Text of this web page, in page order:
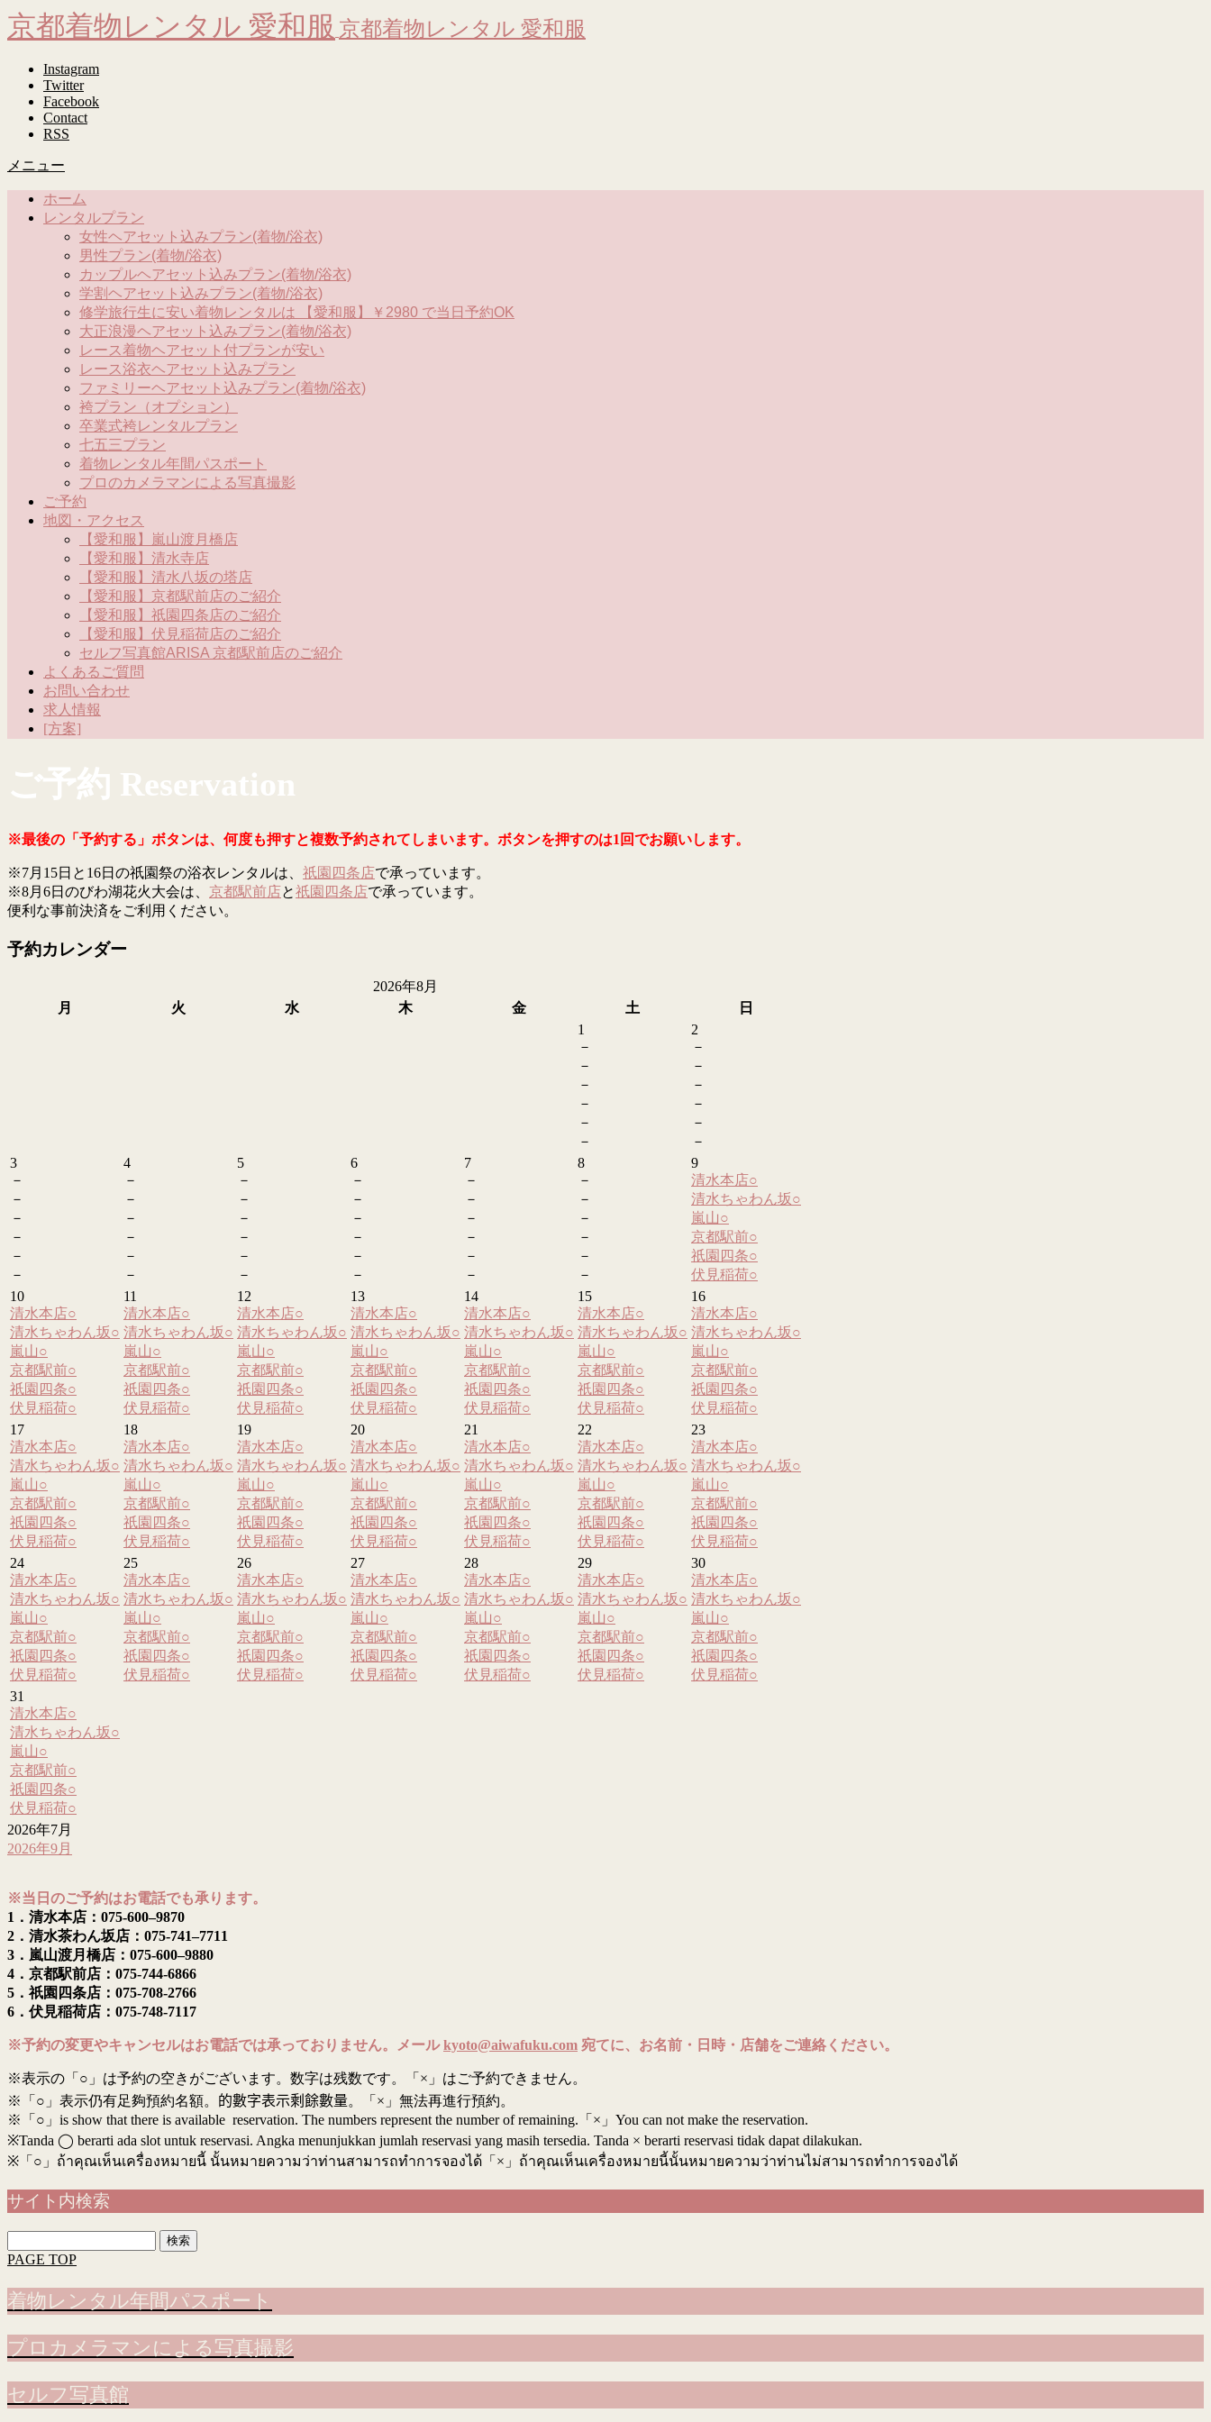
京都着物レンタル 愛和服 京都着物レンタル 愛和服
Instagram
Twitter
Facebook
Contact
RSS
メニュー
ホーム
レンタルプラン
女性ヘアセット込みプラン(着物/浴衣)
男性プラン(着物/浴衣)
カップルヘアセット込みプラン(着物/浴衣)
学割ヘアセット込みプラン(着物/浴衣)
修学旅行生に安い着物レンタルは 【愛和服】￥2980 で当日予約OK
大正浪漫ヘアセット込みプラン(着物/浴衣)
レース着物ヘアセット付プランが安い
レース浴衣ヘアセット込みプラン
ファミリーヘアセット込みプラン(着物/浴衣)
袴プラン（オプション）
卒業式袴レンタルプラン
七五三プラン
着物レンタル年間パスポート
プロのカメラマンによる写真撮影
ご予約
地図・アクセス
【愛和服】嵐山渡月橋店
【愛和服】清水寺店
【愛和服】清水八坂の塔店
【愛和服】京都駅前店のご紹介
【愛和服】祇園四条店のご紹介
【愛和服】伏見稲荷店のご紹介
セルフ写真館ARISA 京都駅前店のご紹介
よくあるご質問
お問い合わせ
求人情報
[方案]
ご予約 Reservation
※最後の「予約する」ボタンは、何度も押すと複数予約されてしまいます。ボタンを押すのは1回でお願いします。
※7月15日と16日の祇園祭の浴衣レンタルは、 祇園四条店で承っています。
※8月6日のびわ湖花火大会は、 京都駅前店と祇園四条店で承っています。
便利な事前決済をご利用ください。
予約カレンダー
2026年8月
月
火 水 木 金 土
日
1
－
－
－
－
－
－
2
－
－
－
－
－
－
3
－
－
－
－
－
－
4
－
－
－
－
－
－
5
－
－
－
－
－
－
6
－
－
－
－
－
－
7
－
－
－
－
－
－
8
－
－
－
－
－
－
9
清水本店○
清水ちゃわん坂○
嵐山○
京都駅前○
祇園四条○
伏見稲荷○
10
清水本店○
清水ちゃわん坂○
嵐山○
京都駅前○
祇園四条○
伏見稲荷○
11
清水本店○
清水ちゃわん坂○
嵐山○
京都駅前○
祇園四条○
伏見稲荷○
12
清水本店○
清水ちゃわん坂○
嵐山○
京都駅前○
祇園四条○
伏見稲荷○
13
清水本店○
清水ちゃわん坂○
嵐山○
京都駅前○
祇園四条○
伏見稲荷○
14
清水本店○
清水ちゃわん坂○
嵐山○
京都駅前○
祇園四条○
伏見稲荷○
15
清水本店○
清水ちゃわん坂○
嵐山○
京都駅前○
祇園四条○
伏見稲荷○
16
清水本店○
清水ちゃわん坂○
嵐山○
京都駅前○
祇園四条○
伏見稲荷○
17
清水本店○
清水ちゃわん坂○
嵐山○
京都駅前○
祇園四条○
伏見稲荷○
18
清水本店○
清水ちゃわん坂○
嵐山○
京都駅前○
祇園四条○
伏見稲荷○
19
清水本店○
清水ちゃわん坂○
嵐山○
京都駅前○
祇園四条○
伏見稲荷○
20
清水本店○
清水ちゃわん坂○
嵐山○
京都駅前○
祇園四条○
伏見稲荷○
21
清水本店○
清水ちゃわん坂○
嵐山○
京都駅前○
祇園四条○
伏見稲荷○
22
清水本店○
清水ちゃわん坂○
嵐山○
京都駅前○
祇園四条○
伏見稲荷○
23
清水本店○
清水ちゃわん坂○
嵐山○
京都駅前○
祇園四条○
伏見稲荷○
24
清水本店○
清水ちゃわん坂○
嵐山○
京都駅前○
祇園四条○
伏見稲荷○
25
清水本店○
清水ちゃわん坂○
嵐山○
京都駅前○
祇園四条○
伏見稲荷○
26
清水本店○
清水ちゃわん坂○
嵐山○
京都駅前○
祇園四条○
伏見稲荷○
27
清水本店○
清水ちゃわん坂○
嵐山○
京都駅前○
祇園四条○
伏見稲荷○
28
清水本店○
清水ちゃわん坂○
嵐山○
京都駅前○
祇園四条○
伏見稲荷○
29
清水本店○
清水ちゃわん坂○
嵐山○
京都駅前○
祇園四条○
伏見稲荷○
30
清水本店○
清水ちゃわん坂○
嵐山○
京都駅前○
祇園四条○
伏見稲荷○
31
清水本店○
清水ちゃわん坂○
嵐山○
京都駅前○
祇園四条○
伏見稲荷○
2026年7月
2026年9月
※当日のご予約はお電話でも承ります。
1．清水本店：075-600–9870
2．清水茶わん坂店：075-741–7711
3．嵐山渡月橋店：075-600–9880
4．京都駅前店：075-744-6866
5．祇園四条店：075-708-2766
6．伏見稲荷店：075-748-7117
※予約の変更やキャンセルはお電話では承っておりません。メールkyoto@aiwafuku.com 宛てに、お名前・日時・店舗をご連絡ください。
※表示の「○」は予約の空きがございます。数字は残数です。「×」はご予約できません。
※「○」表示仍有足夠預約名額。 的數字表示剩餘數量。「×」無法再進行預約。
※「○」is show that there is available reservation. The numbers represent the number of remaining.「×」You can not make the reservation.
※Tanda ◯ berarti ada slot untuk reservasi. Angka menunjukkan jumlah reservasi yang masih tersedia. Tanda × berarti reservasi tidak dapat dilakukan.
※ 「○」ถ้าคุณเห็นเครื่องหมายนี้ นั้นหมายความว่าท่านสามารถทำการจองได้「×」ถ้าคุณเห็นเครื่องหมายนี้นั้นหมายความว่าท่านไม่สามารถทำการจองได้
サイト内検索
索:
PAGE TOP
着物レンタル年間パスポート
プロカメラマンによる写真撮影
セルフ写真館